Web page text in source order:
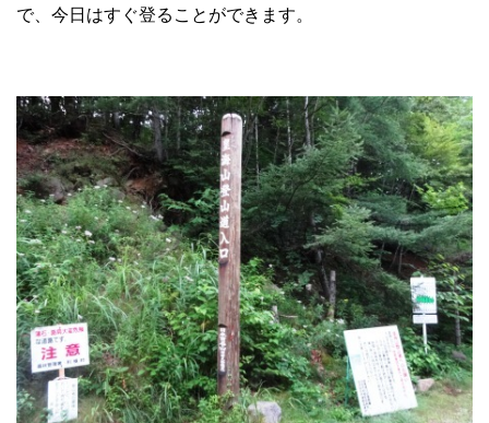
で、今日はすぐ登ることができます。